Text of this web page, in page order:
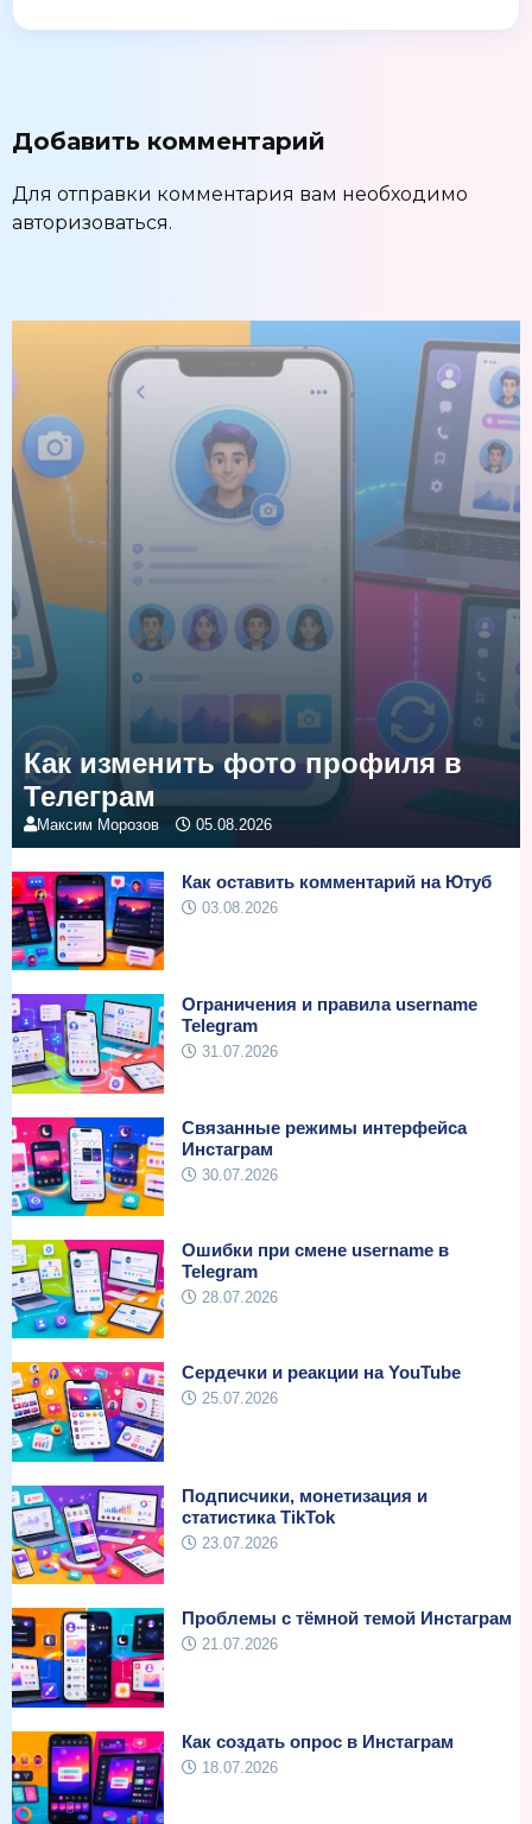
Добавить комментарий
Для отправки комментария вам необходимо
авторизоваться.
Как изменить фото профиля в
Телеграм
Максим Морозов 05.08.2026
Как оставить комментарий на Ютуб
03.08.2026
Ограничения и правила username
Telegram
31.07.2026
Связанные режимы интерфейса
Инстаграм
30.07.2026
Ошибки при смене username в
Telegram
28.07.2026
Сердечки и реакции на YouTube
25.07.2026
Подписчики, монетизация и
статистика TikTok
23.07.2026
Проблемы с тёмной темой Инстаграм
21.07.2026
Как создать опрос в Инстаграм
18.07.2026